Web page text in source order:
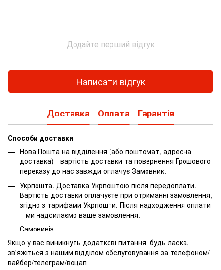
Додайте перший відгук
Написати відгук
Доставка Оплата Гарантія
Способи доставки
Нова Пошта на відділення (або поштомат, адресна
доставка) - вартість доставки та повернення Грошового
переказу до нас завжди оплачує Замовник.
Укрпошта. Доставка Укрпоштою після передоплати.
Вартість доставки оплачуєте при отриманні замовлення,
згідно з тарифами Укрпошти. Після надходження оплати
– ми надсилаємо ваше замовлення.
Самовивіз
Якщо у вас виникнуть додаткові питання, будь ласка,
зв'яжіться з нашим відділом обслуговування за телефоном/
вайбер/телеграм/воцап